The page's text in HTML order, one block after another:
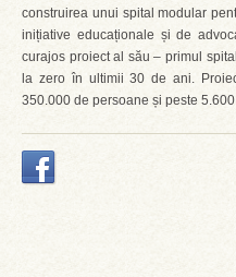
construirea unui spital modular
inițiative educaționale și de
curajos proiect al său – primul
la zero în ultimii 30 de ani.
350.000 de persoane și peste